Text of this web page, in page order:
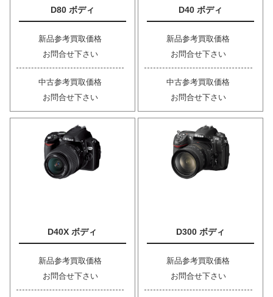
D80 ボディ
新品参考買取価格
お問合せ下さい
中古参考買取価格
お問合せ下さい
D40 ボディ
新品参考買取価格
お問合せ下さい
中古参考買取価格
お問合せ下さい
D40X ボディ
新品参考買取価格
お問合せ下さい
D300 ボディ
新品参考買取価格
お問合せ下さい